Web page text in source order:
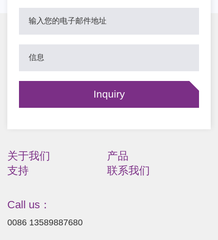
关于我们
产品
支持
联系我们
Call us：
0086 13589887680